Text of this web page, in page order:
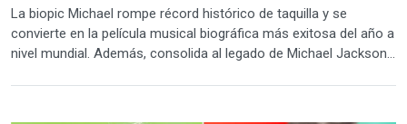
La biopic Michael rompe récord histórico de taquilla y se
convierte en la película musical biográfica más exitosa del año a
nivel mundial. Además, consolida al legado de Michael Jackson...